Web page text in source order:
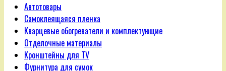
Автотовары
Самоклеящаяся пленка
Кварцевые обогреватели и комплектующие
Отделочные материалы
Кронштейны для TV
Фурнитура для сумок